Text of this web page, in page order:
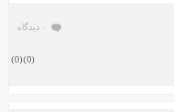
۰ دیدگاه
(
0
)
(
0
)